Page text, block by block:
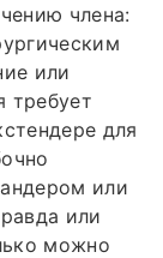
члена:
или
требует
для
или
или
можно